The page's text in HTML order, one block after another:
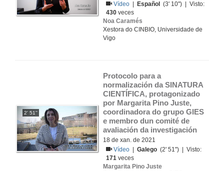
Vídeo
Español
(3' 10'') | Visto:
430 veces
Noa Caramés
Xestora do CINBIO, Universidade de
Vigo
2' 51''
Protocolo para a
normalización da SINATURA
CIENTÍFICA, protagonizado
por Margarita Pino Juste,
coordinadora do grupo GIES
e membro dun comité de
avaliación da investigación
18 de xan. de 2021
Vídeo
|Galego (2' 51'') | Visto:
171 veces
Margarita Pino Juste